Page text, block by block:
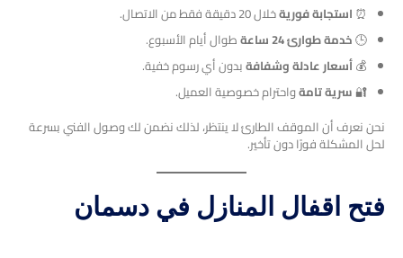
⏰ استجابة فوريةخلال 20 دقيقة فقط من الاتصال.
🕒خدمة طوارئ 24 ساعة
طوال أيام الأسبوع.
💰أسعار عادلة وشفافةبدون أي رسوم خفية.
🔐سرية تامةواحترام خصوصية العميل.
نحن نعرف أن الموقف الطارئ لا ينتظر، لذلك نضمن لك وصول الفني بسرعة
لحل المشكلة فورًا دون تأخير.
فتح اقفال المنازل في دسمان